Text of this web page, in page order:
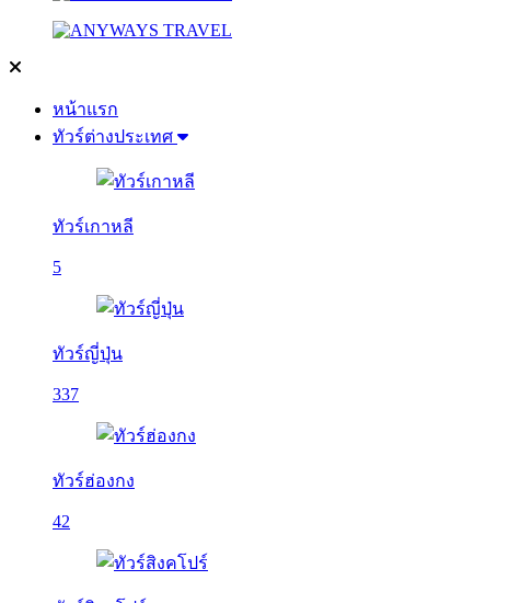
หน้าแรก
ทัวร์ต่างประเทศ
ทัวร์เกาหลี
5
ทัวร์ญี่ปุ่น
337
ทัวร์ฮ่องกง
42